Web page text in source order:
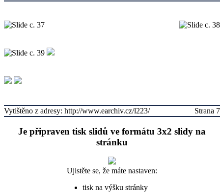
Strana 7
Vytištěno z adresy: http://www.earchiv.cz/l223/
Je připraven tisk slidů ve formátu 3x2 slidy na
stránku
Ujistěte se, že máte nastaven:
tisk na výšku stránky